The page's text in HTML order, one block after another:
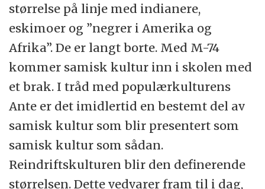
størrelse på linje med indianere,
eskimoer og ”negrer i Amerika og
Afrika”. De er langt borte. Med M-74
kommer samisk kultur inn i skolen med
et brak. I tråd med populærkulturens
Ante er det imidlertid en bestemt del av
samisk kultur som blir presentert som
samisk kultur som sådan.
Reindriftskulturen blir den definerende
størrelsen. Dette vedvarer fram til i dag,